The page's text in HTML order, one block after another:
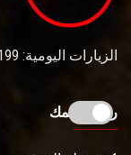
الزيارات اليومية: 199
روابط تهمك